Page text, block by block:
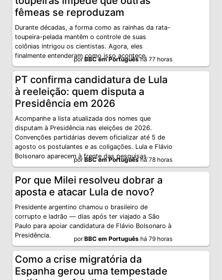
fêmeas se reproduzam
Durante décadas, a forma como as rainhas da rata-
toupeira-pelada mantêm o controle de suas
colônias intrigou os cientistas. Agora, eles
finalmente entenderam como isso acontece.
porBBC em Portuguêshá 77 horas
PT confirma candidatura de Lula
à reeleição: quem disputa a
Presidência em 2026
Acompanhe a lista atualizada dos nomes que
disputam à Presidência nas eleições de 2026.
Convenções partidárias devem oficializar até 5 de
agosto os postulantes e as coligações. Lula e Flávio
Bolsonaro aparecem à frente das pesquisas.
porBBC em Portuguêshá 78 horas
Por que Milei resolveu dobrar a
aposta e atacar Lula de novo?
Presidente argentino chamou o brasileiro de
corrupto e ladrão — dias após ter viajado a São
Paulo para apoiar candidatura de Flávio Bolsonaro à
Presidência.
porBBC em Português há 79 horas
Como a crise migratória da
Espanha gerou uma tempestade